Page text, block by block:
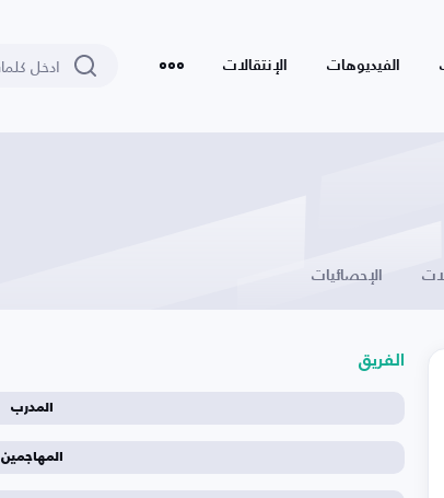
الفيديوهات الإنتقالات
الإحصائيات
الفريق
المدرب
المهاجمين